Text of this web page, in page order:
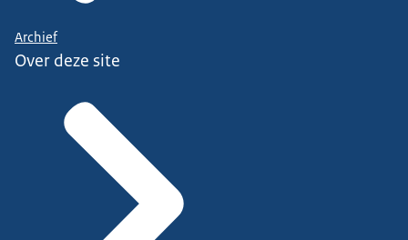
Archief
Over deze site